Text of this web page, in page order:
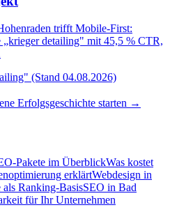
trifft Mobile-First:
„krieger detailing" mit 45,5 % CTR,
(Stand 04.08.2026)
Erfolgsgeschichte starten →
Pakete im ÜberblickWas kostet
erklärtWebdesign in
als Ranking-BasisSEO in Bad
für Ihr Unternehmen